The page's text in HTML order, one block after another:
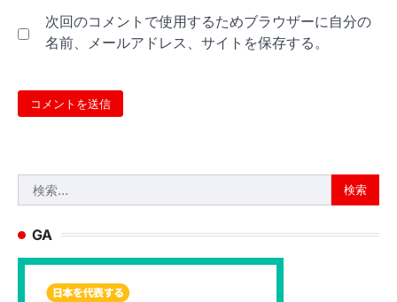
次回のコメントで使用するためブラウザーに自分の
名前、メールアドレス、サイトを保存する。
索:
GA